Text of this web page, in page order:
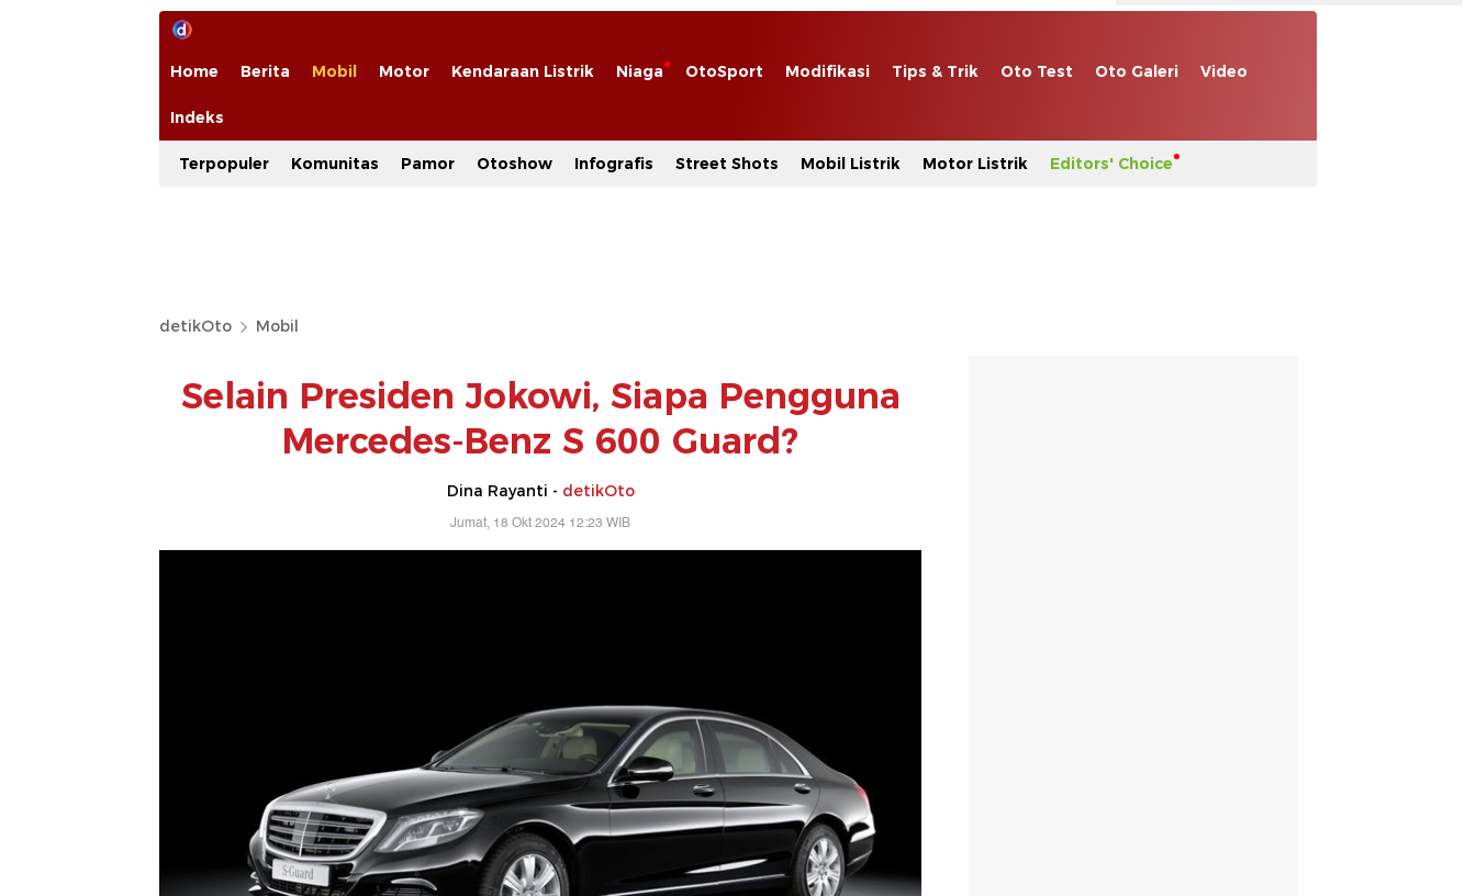
Home Berita Mobil Motor Kendaraan Listrik Niaga OtoSport Modifikasi Tips & Trik Oto Test Oto Galeri Video
Indeks
Terpopuler Komunitas Pamor Otoshow Infografis Street Shots Mobil Listrik Motor Listrik Editors' Choice
detikOto Mobil
Selain Presiden Jokowi, Siapa Pengguna
Mercedes-Benz S 600 Guard?
Dina Rayanti - detikOto
Jumat, 18 Okt 2024 12:23 WIB